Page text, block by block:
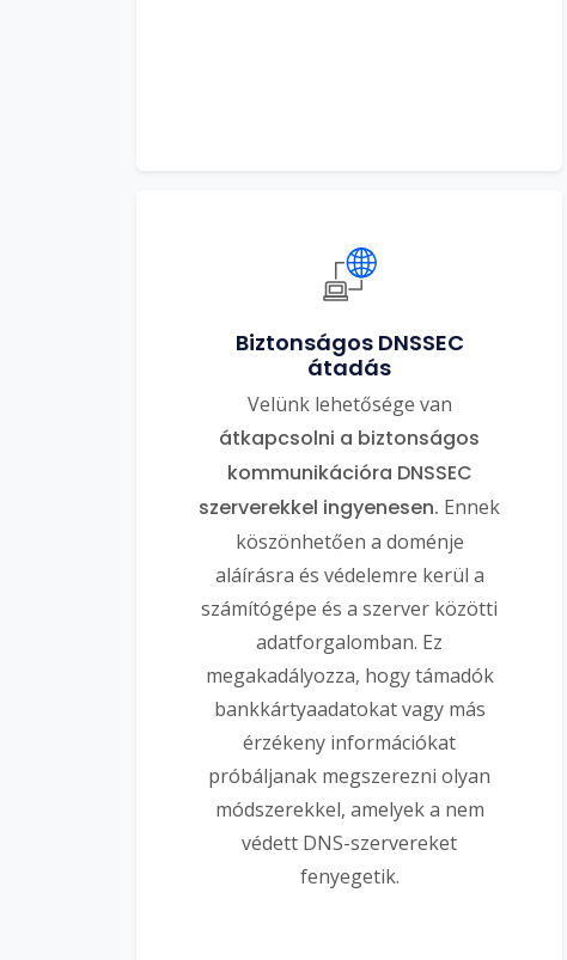
Biztonságos DNSSEC
átadás
Velünk lehetősége van
átkapcsolni a biztonságos
kommunikációra DNSSEC
szerverekkel ingyenesen. Ennek
köszönhetően a doménje
aláírásra és védelemre kerül a
számítógépe és a szerver közötti
adatforgalomban. Ez
megakadályozza, hogy támadók
bankkártyaadatokat vagy más
érzékeny információkat
próbáljanak megszerezni olyan
módszerekkel, amelyek a nem
védett DNS-szervereket
fenyegetik.